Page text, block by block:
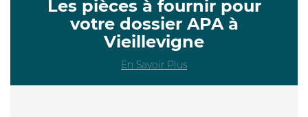
Les pièces à fournir pour
votre dossier APA à
Vieillevigne
En Savoir Plus